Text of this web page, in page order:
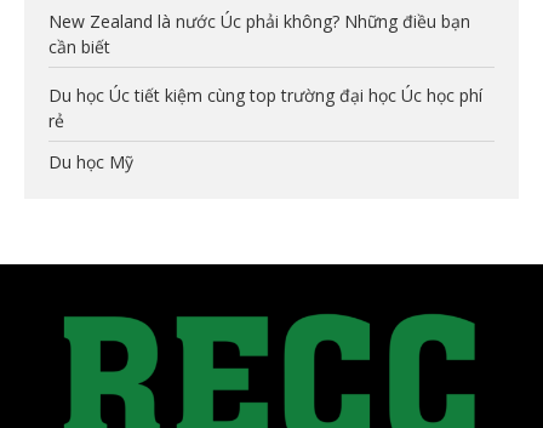
New Zealand là nước Úc phải không? Những điều bạn
cần biết
Du học Úc tiết kiệm cùng top trường đại học Úc học phí
rẻ
Du học Mỹ